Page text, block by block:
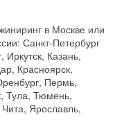
в Москве или
Санкт-Петербург
Казань,
Красноярск,
Пермь,
Тула, Тюмень,
Ярославль,